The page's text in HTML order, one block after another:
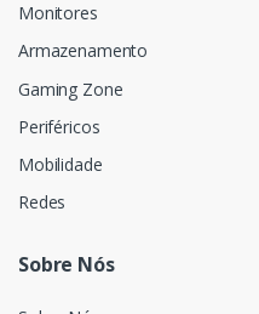
Monitores
Armazenamento
Gaming Zone
Periféricos
Mobilidade
Redes
Sobre Nós